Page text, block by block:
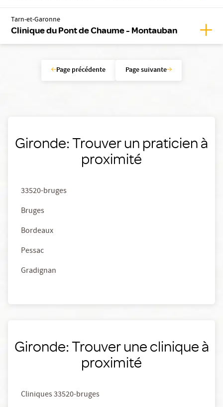
Tarn-et-Garonne
Clinique du Pont de Chaume - Montauban
Page précédente Page suivante
Gironde: Trouver un praticien à
proximité
33520-bruges
Bruges
Bordeaux
Pessac
Gradignan
Gironde: Trouver une clinique à
proximité
Cliniques 33520-bruges